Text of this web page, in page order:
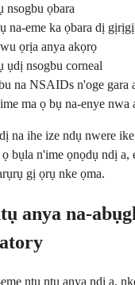
nsogbu ọbara
na-eme ka ọbara dị
ọrịa anya akọrọ
ụdị nsogbu corneal
na NSAIDs n'oge gara
ma ọ bụ na-enye nwa
na ihe ize ndụ nwere
bụla n'ime ọnọdụ ndị a,
gị ọrụ nke ọma.
anya na-
ntụ ntụ anya ndị a,